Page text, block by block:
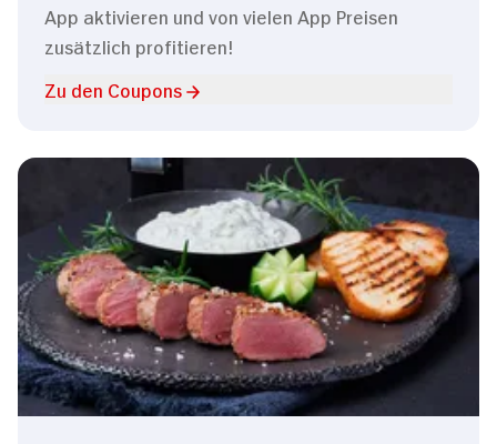
App aktivieren und von vielen App Preisen
zusätzlich profitieren!
Zu den Coupons